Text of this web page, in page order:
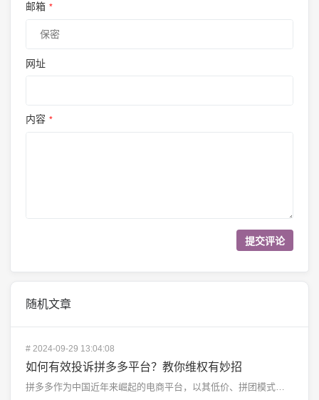
邮箱 *
网址
内容 *
随机文章
# 2024-09-29 13:04:08
如何有效投诉拼多多平台？教你维权有妙招
拼多多作为中国近年来崛起的电商平台，以其低价、拼团模式迅速占领市场，但随之而来的消费者维权问题也频频...